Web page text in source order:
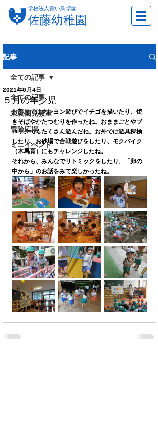
佐藤幼稚園
学校法人青い鳥学園
記事
全ての記事
未就園児教室
冒険広場
ミニイベント
全ての記事
５月の年少児
2021年6月4日
お部屋ではクレヨン遊びでイチゴを描いたり、焼
きそばやかたつむりを作ったね。おままごとやブ
ロックでもたくさん遊んだね。お外では遊具探検
したり、お砂場で合戦遊びをしたり、モクバイク
（木馬育）にもチャレンジしたね。
それから、みんなでリトミックをしたり、「卵の
中から」のお話をみて楽しかったね。